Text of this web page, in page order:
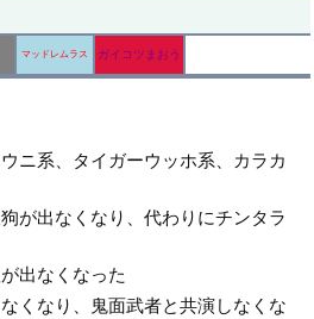
マッドレムラス ガイコツまおう
ニ系、タイガーウッホ系、カラカ
が出なくなり、代わりにチンタラ
出なくなった
くなり、鬼面武者と共演しなくな